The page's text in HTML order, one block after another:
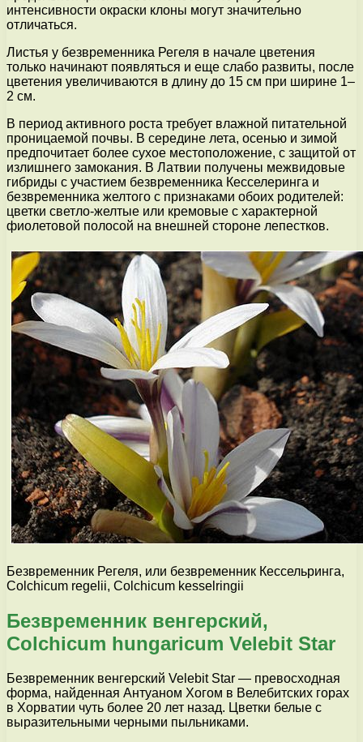
интенсивности окраски клоны могут значительно
отличаться.
Листья у безвременника Регеля в начале цветения
только начинают появляться и еще слабо развиты, после
цветения увеличиваются в длину до 15 см при ширине 1–
2 см.
В период активного роста требует влажной питательной
проницаемой почвы. В середине лета, осенью и зимой
предпочитает более сухое местоположение, с защитой от
излишнего замокания. В Латвии получены межвидовые
гибриды с участием безвременника Кесселеринга и
безвременника желтого с признаками обоих родителей:
цветки светло-желтые или кремовые с характерной
фиолетовой полосой на внешней стороне лепестков.
Безвременник Регеля, или безвременник Кессельринга,
Colchicum regelii, Colchicum kesselringii
Безвременник венгерский,
Colchicum hungaricum Velebit Star
Безвременник венгерский Velebit Star — превосходная
форма, найденная Антуаном Хогом в Велебитских горах
в Хорватии чуть более 20 лет назад. Цветки белые с
выразительными черными пыльниками.